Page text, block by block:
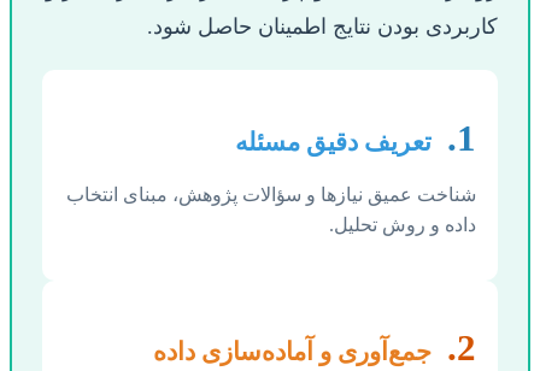
کاربردی بودن نتایج اطمینان حاصل شود.
1. تعریف دقیق مسئله
شناخت عمیق نیازها و سؤالات پژوهش، مبنای انتخاب
داده و روش تحلیل.
2. جمع‌آوری و آماده‌سازی داده